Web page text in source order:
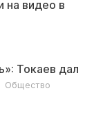
на видео в
Токаев дал
Общество